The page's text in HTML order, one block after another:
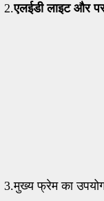
2.एलईडी लाइट और
3.मुख्य फ्रेम का